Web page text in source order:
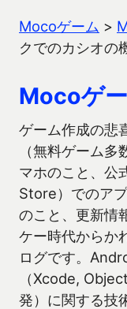
Mocoゲーム >
クでのカシオの
Mocoゲ
ゲーム作成の悲
（無料ゲーム
マホのこと、公
Store）でのア
のこと、更新情
ケー時代からか
ログです。
（Xcode,
発）に関する技